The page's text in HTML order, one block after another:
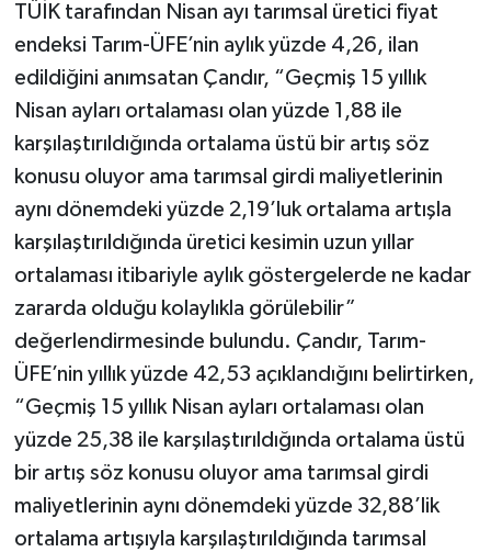
TÜİK tarafından Nisan ayı tarımsal üretici fiyat
endeksi Tarım-ÜFE’nin aylık yüzde 4,26, ilan
edildiğini anımsatan Çandır, “Geçmiş 15 yıllık
Nisan ayları ortalaması olan yüzde 1,88 ile
karşılaştırıldığında ortalama üstü bir artış söz
konusu oluyor ama tarımsal girdi maliyetlerinin
aynı dönemdeki yüzde 2,19’luk ortalama artışla
karşılaştırıldığında üretici kesimin uzun yıllar
ortalaması itibariyle aylık göstergelerde ne kadar
zararda olduğu kolaylıkla görülebilir”
değerlendirmesinde bulundu. Çandır, Tarım-
ÜFE’nin yıllık yüzde 42,53 açıklandığını belirtirken,
“Geçmiş 15 yıllık Nisan ayları ortalaması olan
yüzde 25,38 ile karşılaştırıldığında ortalama üstü
bir artış söz konusu oluyor ama tarımsal girdi
maliyetlerinin aynı dönemdeki yüzde 32,88’lik
ortalama artışıyla karşılaştırıldığında tarımsal